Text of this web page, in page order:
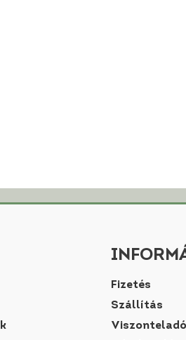
Fizetés
Szállítás